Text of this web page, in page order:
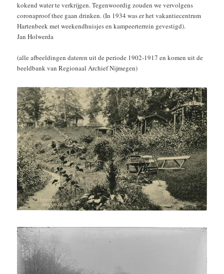
kokend water te verkrijgen. Tegenwoordig zouden we vervolgens
coronaproof thee gaan drinken. (In 1934 was er het vakantiecentrum
Hartenbeek met weekendhuisjes en kampeerterrein gevestigd).
Jan Holwerda
(alle afbeeldingen dateren uit de periode 1902-1917 en komen uit de
beeldbank van Regionaal Archief Nijmegen)